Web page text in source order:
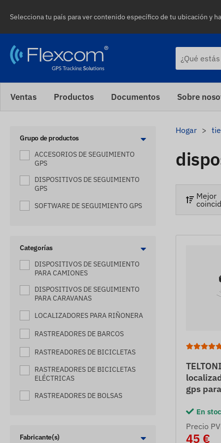
Selecciona tu país para ver contenido específico de tu ubicación y
Ventas Productos Documentos Sobre
Grupo de productos
ACCESORIOS DE SEGUIMIENTO
GPS
DISPOSITIVOS DE SEGUIMIENTO
GPS
SOFTWARE DE SEGUIMIENTO GPS
Categorías
DISPOSITIVOS DE SEGUIMIENTO
PARA CAMIONES
DISPOSITIVOS DE SEGUIMIENTO
PARA CARAVANAS
LOCALIZADORES PARA RIÑONERA
RASTREADORES DE BARCOS
RASTREADORES DE BICICLETAS
RASTREADORES DE BICICLETAS
ELÉCTRICAS
RASTREADORES DE BOLSAS
RASTREADORES DE COCHES
Fabricante(s)
Hogar
Mejor
gps
En
Precio
45 €